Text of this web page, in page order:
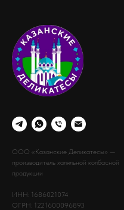
ООО «Казанские Деликатесы» —
производитель халяльной колбасной
продукции
ИНН: 1686021074
ОГРН: 1221600096893